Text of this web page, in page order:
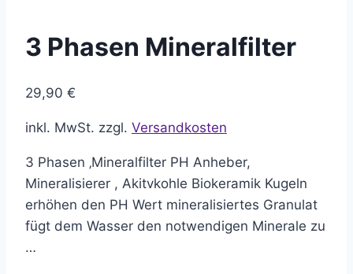
3 Phasen Mineralfilter
29,90 €
inkl. MwSt. zzgl. Versandkosten
3 Phasen ‚Mineralfilter PH Anheber,
Mineralisierer , Akitvkohle Biokeramik Kugeln
erhöhen den PH Wert mineralisiertes Granulat
fügt dem Wasser den notwendigen Minerale zu
…